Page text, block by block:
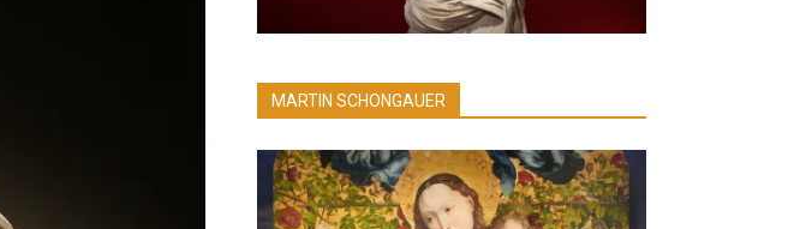
MARTIN SCHONGAUER